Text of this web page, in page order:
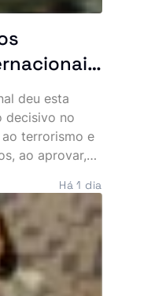
deu esta
decisivo no
terrorismo e
ao aprovar,
a Designação
Jurídicos
recebeu 18
contra e
comissões
Há 1 dia